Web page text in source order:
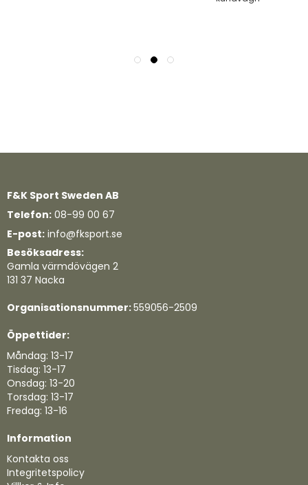
F&K Sport Sweden AB
Telefon: 08-99 00 67
E-post: info@fksport.se
Besöksadress:
Gamla värmdövägen 2
131 37 Nacka
Organisationsnummer:559056-2509
Öppettider:
Måndag: 13-17
Tisdag: 13-17
Onsdag: 13-20
Torsdag: 13-17
Fredag: 13-16
Information
Kontakta oss
Integritetspolicy